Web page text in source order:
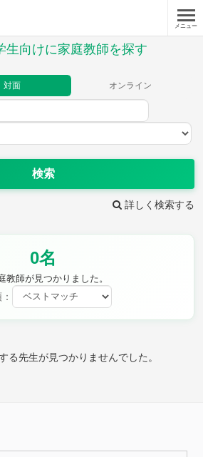
メニュー
生向けに家庭教師を探す
対面 オンライン
検索
詳しく検索する
0名
教師が見つかりました。
る先生が見つかりませんでした。
理科
図画工作 書写